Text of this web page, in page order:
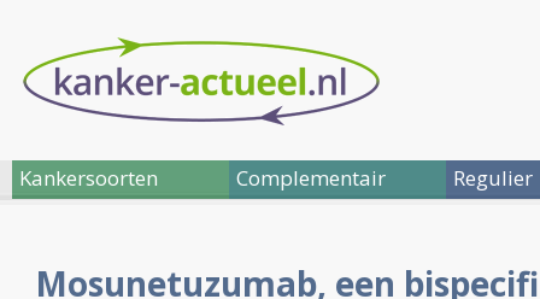
Kankersoorten Complementair Regulier
Mosunetuzumab, een